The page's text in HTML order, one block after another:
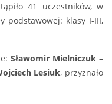
41 uczestników, w
podstawowej: klasy I-III,
Sławomir Mielniczuk –
Lesiuk, przyznało